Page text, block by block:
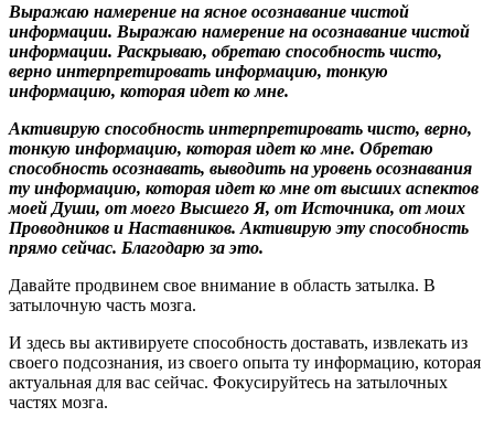
Выражаю намерение на ясное осознавание чистой
информации. Выражаю намерение на осознавание чистой
информации. Раскрываю, обретаю способность чисто,
верно интерпретировать информацию, тонкую
информацию, которая идет ко мне.
Активирую способность интерпретировать чисто, верно,
тонкую информацию, которая идет ко мне. Обретаю
способность осознавать, выводить на уровень осознавания
ту информацию, которая идет ко мне от высших аспектов
моей Души, от моего Высшего Я, от Источника, от моих
Проводников и Наставников. Активирую эту способность
прямо сейчас. Благодарю за это.
Давайте продвинем свое внимание в область затылка. В
затылочную часть мозга.
И здесь вы активируете способность доставать, извлекать из
своего подсознания, из своего опыта ту информацию, которая
актуальная для вас сейчас. Фокусируйтесь на затылочных
частях мозга.